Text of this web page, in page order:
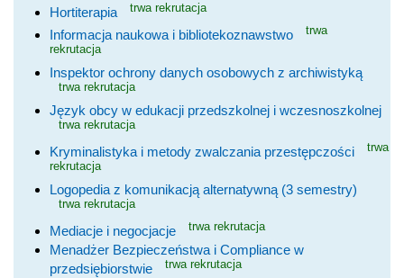
Hortiterapia trwa rekrutacja
Informacja naukowa i bibliotekoznawstwo
trwa
rekrutacja
Inspektor ochrony danych osobowych z archiwistyką
trwa rekrutacja
Język obcy w edukacji przedszkolnej i wczesnoszkolnej
trwa rekrutacja
Kryminalistyka i metody zwalczania przestępczości
trwa
rekrutacja
Logopedia z komunikacją alternatywną (3 semestry)
trwa rekrutacja
Mediacje i negocjacje trwa rekrutacja
Menadżer Bezpieczeństwa i Compliance w
przedsiębiorstwie
trwa rekrutacja